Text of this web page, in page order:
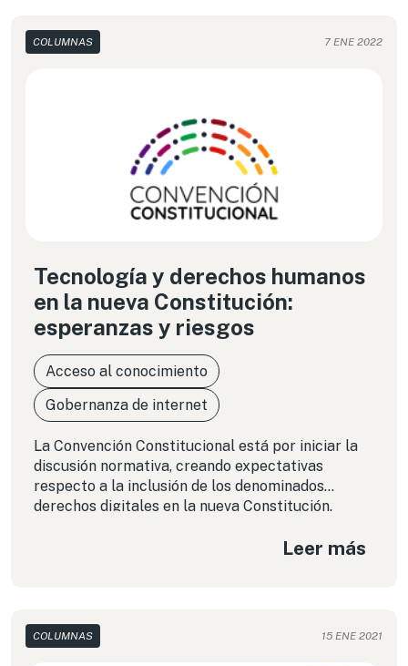
COLUMNAS 7 ENE 2022
Tecnología y derechos humanos
en la nueva Constitución:
esperanzas y riesgos
Acceso al conocimiento
Gobernanza de internet
La Convención Constitucional está por iniciar la
discusión normativa, creando expectativas
respecto a la inclusión de los denominados
derechos digitales en la nueva Constitución.
Leer más
COLUMNAS 15 ENE 2021